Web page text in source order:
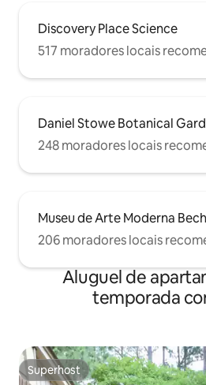
Discovery Place Science
517 moradores locais
Daniel Stowe Botanical
248 moradores locais
Museu de Arte Moderna
206 moradores locais
Aluguel de
temporada
Superhost
Superhost